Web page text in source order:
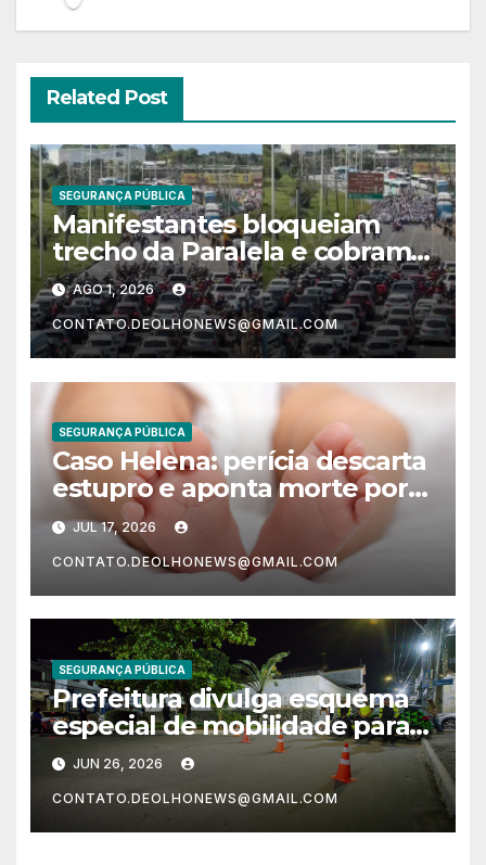
Related Post
SEGURANÇA PÚBLICA
Manifestantes bloqueiam
trecho da Paralela e cobram
justiça por morte de Léo
Lanches durante convenção
de Jerônimo
AGO 1, 2026
CONTATO.DEOLHONEWS@GMAIL.COM
SEGURANÇA PÚBLICA
Caso Helena: perícia descarta
estupro e aponta morte por
asfixia; investigação continua
JUL 17, 2026
CONTATO.DEOLHONEWS@GMAIL.COM
SEGURANÇA PÚBLICA
Prefeitura divulga esquema
especial de mobilidade para o
Pedrão de Lauro 2026
JUN 26, 2026
CONTATO.DEOLHONEWS@GMAIL.COM